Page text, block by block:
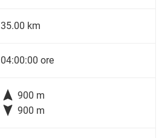
35.00 km
04:00:00 ore
 900 m
 900 m